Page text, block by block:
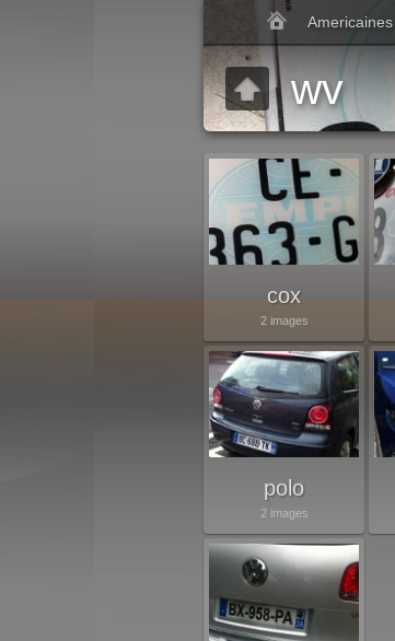
Americaines
wv
cox
2 images
polo
2 images